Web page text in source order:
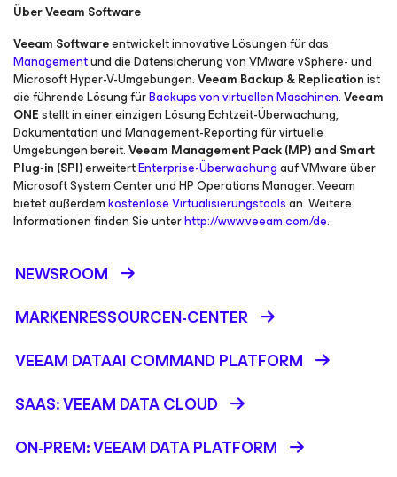
Über Veeam Software
Veeam Softwareentwickelt innovative Lösungen für das
Managementund die Datensicherung von VMware vSphere- und
Microsoft Hyper-V-Umgebungen.Veeam Backup & Replicationist
die führende Lösung fürBackups von virtuellen Maschinen.Veeam
ONEstellt in einer einzigen Lösung Echtzeit-Überwachung,
Dokumentation und Management-Reporting für virtuelle
Umgebungen bereit.Veeam Management Pack (MP) and Smart
Plug-in (SPI)erweitertEnterprise-Überwachungauf VMware über
Microsoft System Center und HP Operations Manager. Veeam
bietet außerdemkostenlose Virtualisierungstoolsan. Weitere
Informationen finden Sie unterhttp://www.veeam.com/de.
NEWSROOM
MARKENRESSOURCEN-CENTER
VEEAM DATAAI COMMAND PLATFORM
SAAS: VEEAM DATA CLOUD
ON-PREM: VEEAM DATA PLATFORM